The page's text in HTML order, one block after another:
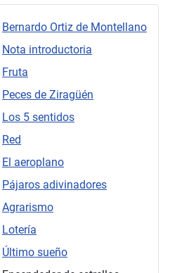
Bernardo Ortiz de Montellano
Nota introductoria
Fruta
Peces de Ziragüén
Los 5 sentidos
Red
El aeroplano
Pájaros adivinadores
Agrarismo
Lotería
Último sueño